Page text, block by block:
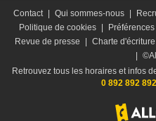
Contact Qui sommes-nous
Politique de cookies
Revue de presse
Charte d'écriture
Retrouvez tous les horaires et infos
0 892 892 892